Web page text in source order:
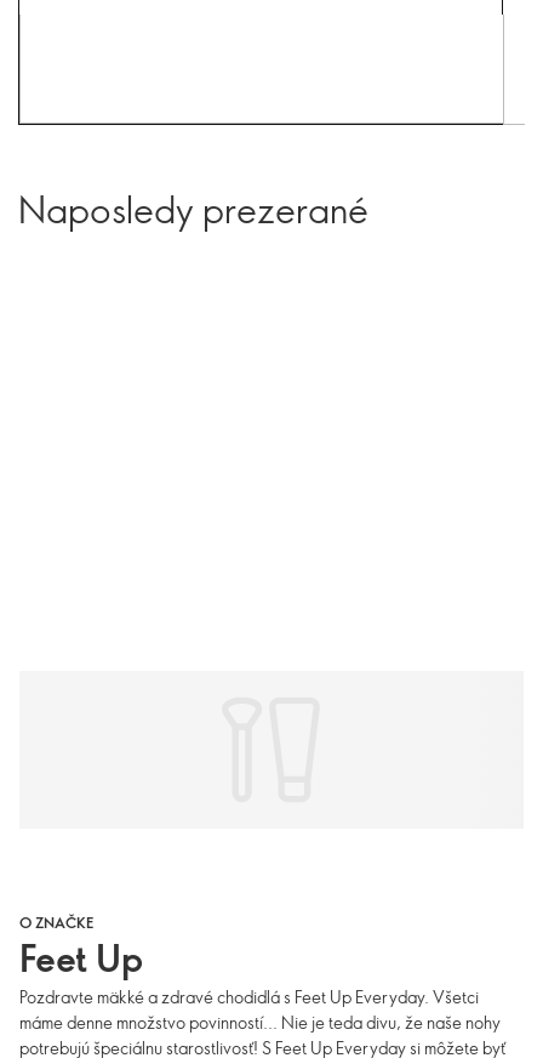
Naposledy prezerané
O ZNAČKE
Feet Up
Pozdravte mäkké a zdravé chodidlá s Feet Up Everyday. Všetci
máme denne množstvo povinností... Nie je teda divu, že naše nohy
potrebujú špeciálnu starostlivosť! S Feet Up Everyday si môžete byť